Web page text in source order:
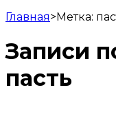
Главная>Метка:
Записи
пасть